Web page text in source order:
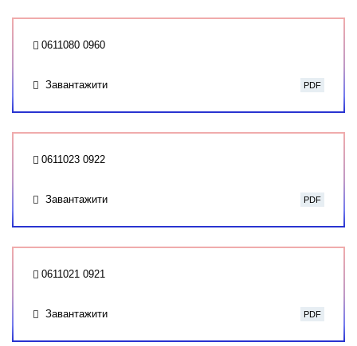
0611080 0960
Завантажити PDF
0611023 0922
Завантажити PDF
0611021 0921
Завантажити PDF